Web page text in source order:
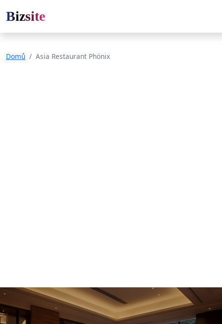
Bizsite
Domů Asia Restaurant Phönix